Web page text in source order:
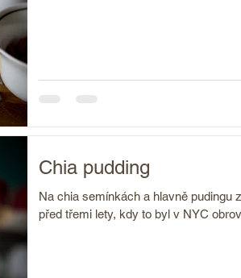
Chia pudding
Na chia semínkách a hlavně
před třemi lety, kdy to byl v NYC